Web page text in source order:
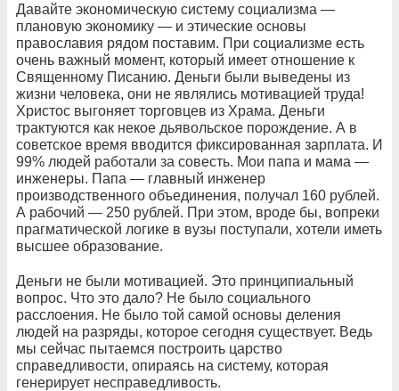
Давайте экономическую систему социализма —
плановую экономику — и этические основы
православия рядом поставим. При социализме есть
очень важный момент, который имеет отношение к
Священному Писанию. Деньги были выведены из
жизни человека, они не являлись мотивацией труда!
Христос выгоняет торговцев из Храма. Деньги
трактуются как некое дьявольское порождение. А в
советское время вводится фиксированная зарплата. И
99% людей работали за совесть. Мои папа и мама —
инженеры. Папа — главный инженер
производственного объединения, получал 160 рублей.
А рабочий — 250 рублей. При этом, вроде бы, вопреки
прагматической логике в вузы поступали, хотели иметь
высшее образование.
Деньги не были мотивацией. Это принципиальный
вопрос. Что это дало? Не было социального
расслоения. Не было той самой основы деления
людей на разряды, которое сегодня существует. Ведь
мы сейчас пытаемся построить царство
справедливости, опираясь на систему, которая
генерирует несправедливость.